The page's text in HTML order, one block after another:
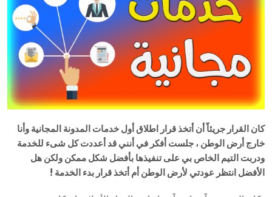
كان القرار جريئاً أن أتخذ قرار اطلاق أول خدمات المدونة المجانية وأنا
خارج أرض الوطن ، جلست أفكر في أنني قد أعددت كل شىء للخدمة
ودربت التيم الخاص بي على تنفيذها بأفضل شكل ممكن ولكن هل
الأفضل انتظر عودتي لأرض الوطن أم أتخذ قرار بدء الخدمة !